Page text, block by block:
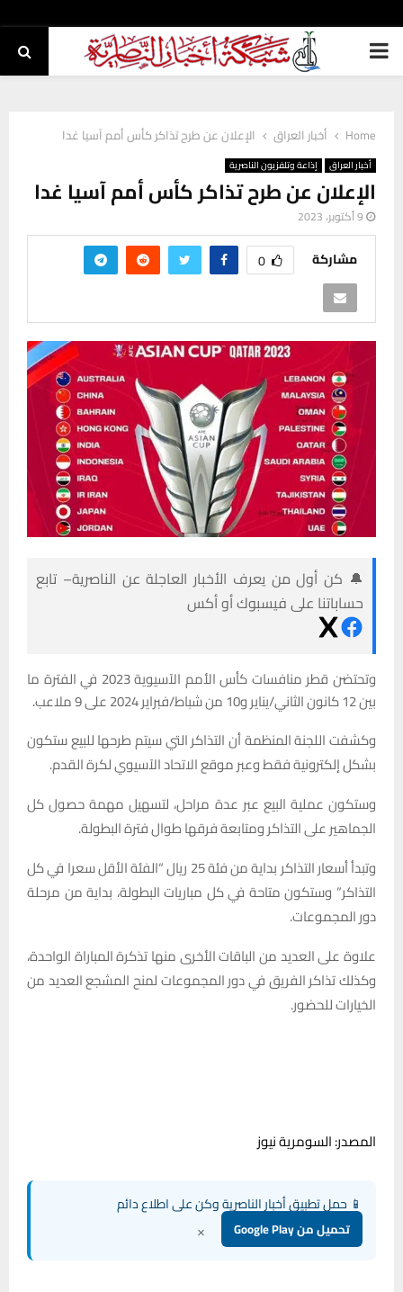
PRIMARY
Home أخبار العراق الإعلان عن طرح تذاكر كأس أمم آسيا غدا
أخبار العراق إذاعة وتلفزيون الناصرية
الإعلان عن طرح تذاكر كأس أمم آسيا غدا
9 أكتوبر، 2023
مشاركة 0
🔔 كن أول من يعرف الأخبار العاجلة عن الناصرية– تابع
حساباتنا على فيسبوك أو أكس
وتحتضن قطر منافسات كأس الأمم الآسيوية 2023 في الفترة ما
بين 12 كانون الثاني/يناير و10 من شباط/فبراير 2024 على 9 ملاعب.
وكشفت اللجنة المنظمة أن التذاكر التي سيتم طرحها للبيع ستكون
بشكل إلكترونية فقط وعبر موقع الاتحاد الآسيوي لكرة القدم.
وستكون عملية البيع عبر عدة مراحل، لتسهيل مهمة حصول كل
الجماهير على التذاكر ومتابعة فرقها طوال فترة البطولة.
وتبدأ أسعار التذاكر بداية من فئة 25 ريال “الفئة الأقل سعرا في كل
التذاكر” وستكون متاحة في كل مباريات البطولة، بداية من مرحلة
دور المجموعات.
علاوة على العديد من الباقات الأخرى منها تذكرة المباراة الواحدة،
وكذلك تذاكر الفريق في دور المجموعات لمنح المشجع العديد من
الخيارات للحضور.
المصدر: السومرية نيوز
📱 حمل تطبيق أخبار الناصرية وكن على اطلاع دائم
تحميل من Google Play ×